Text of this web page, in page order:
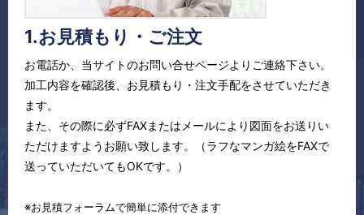
1.お見積もり・ご注文
お電話か、当サイトのお問い合せページよりご連絡下さい。
加工内容を確認後、お見積もり・注文手配をさせていただき
ます。
また、その際に必ずFAXまたはメールにより図面をお送りい
ただけますようお願い致します。（ラフなマンガ絵をFAXで
送っていただいてもOKです。）
※お見積フォーラムで簡単に添付できます